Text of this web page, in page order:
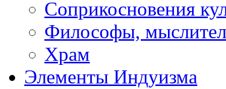
Соприкосновения
Философы,
Храм
Элементы Индуизма